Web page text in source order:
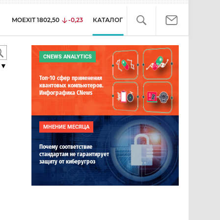
MOEXIT 1802,50 -0,23 КАТАЛОГ
CNEWS ANALYTICS
Топ-10 сфер применения
квантовых компьютеров.
Инфографика CNews
МНЕНИЕ МЕСЯЦА
Почему соответствие
стандартам не гарантирует
защиту от киберугроз